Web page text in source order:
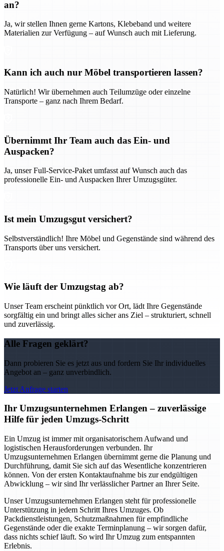
an?
Ja, wir stellen Ihnen gerne Kartons, Klebeband und weitere
Materialien zur Verfügung – auf Wunsch auch mit Lieferung.
Kann ich auch nur Möbel transportieren lassen?
Natürlich! Wir übernehmen auch Teilumzüge oder einzelne
Transporte – ganz nach Ihrem Bedarf.
Übernimmt Ihr Team auch das Ein- und
Auspacken?
Ja, unser Full-Service-Paket umfasst auf Wunsch auch das
professionelle Ein- und Auspacken Ihrer Umzugsgüter.
Ist mein Umzugsgut versichert?
Selbstverständlich! Ihre Möbel und Gegenstände sind während des
Transports über uns versichert.
Wie läuft der Umzugstag ab?
Unser Team erscheint pünktlich vor Ort, lädt Ihre Gegenstände
sorgfältig ein und bringt alles sicher ans Ziel – strukturiert, schnell
und zuverlässig.
Alle Fragen geklärt?
Dann probieren Sie es jetzt aus und fordern Sie Ihr individuelles
Angebot an – ganz unverbindlich.
Jetzt Anfrage starten
Ihr Umzugsunternehmen Erlangen – zuverlässige
Hilfe für jeden Umzugs-Schritt
Ein Umzug ist immer mit organisatorischem Aufwand und
logistischen Herausforderungen verbunden. Ihr
Umzugsunternehmen Erlangen übernimmt gerne die Planung und
Durchführung, damit Sie sich auf das Wesentliche konzentrieren
können. Von der ersten Kontaktaufnahme bis zur endgültigen
Abwicklung – wir sind Ihr verlässlicher Partner an Ihrer Seite.
Unser Umzugsunternehmen Erlangen steht für professionelle
Unterstützung in jedem Schritt Ihres Umzuges. Ob
Packdienstleistungen, Schutzmaßnahmen für empfindliche
Gegenstände oder die exakte Terminplanung – wir sorgen dafür,
dass nichts schief läuft. So wird Ihr Umzug zum entspannten
Erlebnis.